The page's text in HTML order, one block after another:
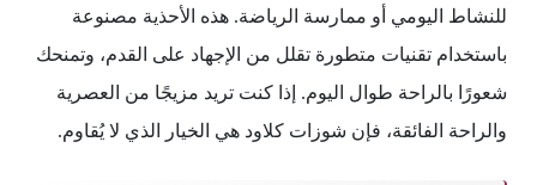
للنشاط اليومي أو ممارسة الرياضة. هذه الأحذية مصنوعة
باستخدام تقنيات متطورة تقلل من الإجهاد على القدم، وتمنحك
شعورًا بالراحة طوال اليوم. إذا كنت تريد مزيجًا من العصرية
والراحة الفائقة، فإن شوزات كلاود هي الخيار الذي لا يُقاوم.